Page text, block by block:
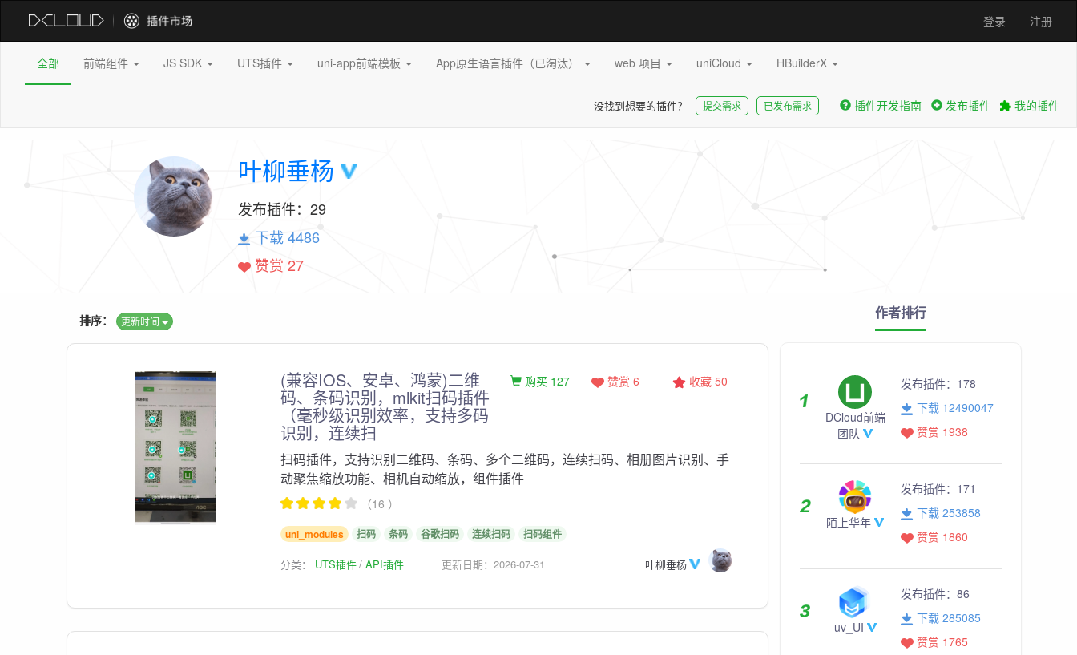
登录 注册
全部 前端组件 JS SDK UTS插件 uni-app前端模板 App原生语言插件（已淘汰） web 项目 uniCloud HBuilderX
没找到想要的插件？ 提交需求 已发布需求 插件开发指南 发布插件 我的插件
叶柳垂杨
发布插件： 29
下载 4486
赞赏 27
排序： 更新时间
(兼容IOS、安卓、鸿蒙)二维
码、条码识别，mlkit扫码插件
（毫秒级识别效率，支持多码
识别，连续扫
收藏 50
赞赏 6
购买 127
扫码插件，支持识别二维码、条码、多个二维码，连续扫码、相册图片识别、手
动聚焦缩放功能、相机自动缩放，组件插件
（16 ）
uni_modules 扫码 条码 谷歌扫码 连续扫码 扫码组件
分类： UTS插件 API插件 更新日期：2026-07-31 叶柳垂杨
作者排行
DCloud前端
团队
发布插件： 178
下载 12490047
赞赏 1938
陌上华年
发布插件： 171
下载 253858
赞赏 1860
uv_UI
发布插件： 86
下载 285085
赞赏 1765